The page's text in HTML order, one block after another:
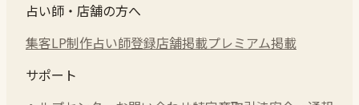
占い師・店舗の方へ
集客LP制作占い師登録店舗掲載プレミアム掲載
サポート